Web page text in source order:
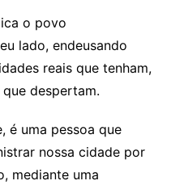
o povo
lado, endeusando
reais que tenham,
despertam.
é uma pessoa que
nossa cidade por
mediante uma